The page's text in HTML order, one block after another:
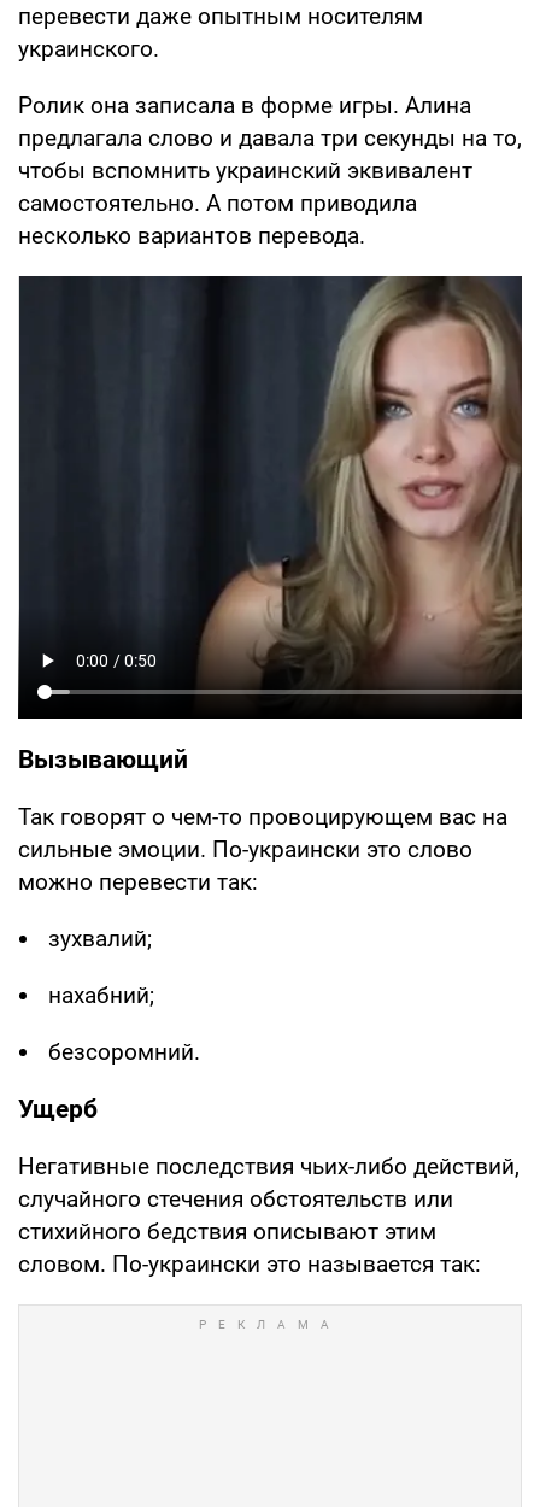
перевести даже опытным носителям
украинского.
Ролик она записала в форме игры. Алина
предлагала слово и давала три секунды на то,
чтобы вспомнить украинский эквивалент
самостоятельно. А потом приводила
несколько вариантов перевода.
Вызывающий
Так говорят о чем-то провоцирующем вас на
сильные эмоции. По-украински это слово
можно перевести так:
зухвалий;
нахабний;
безсоромний.
Ущерб
Негативные последствия чьих-либо действий,
случайного стечения обстоятельств или
стихийного бедствия описывают этим
словом. По-украински это называется так: